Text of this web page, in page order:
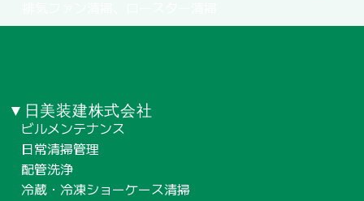
▼日美装建株式会社
ビルメンテナンス
日常清掃管理
配管洗浄
冷蔵・冷凍ショーケース清掃